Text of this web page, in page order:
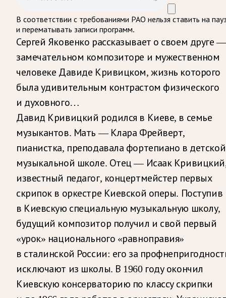
В соответствии с требованиями РАО нельзя ставить на
и перематывать записи программ.
Сергей Яковенко рассказывает о своем друге —
замечательном композиторе и мужественном
человеке Давиде Кривицком, жизнь которого
была удивительным контрастом физического
и духовного…
Давид Кривицкий родился в Киеве, в семье
музыкантов. Мать — Клара Фрейверт,
пианистка, преподавала фортепиано в детской
музыкальной школе. Отец — Исаак
известный педагог, концертмейстер первых
скрипок в оркестре Киевской оперы. Поступив
в Киевскую специальную музыкальную школу,
будущий композитор получил и свой первый
«урок» национального «равноправия»
в сталинской России: его за
исключают из школы. В 1960 году окончил
Киевскую консерваторию по классу скрипки